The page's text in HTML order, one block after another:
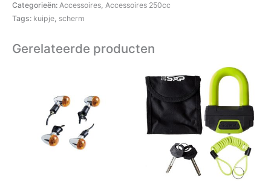
Categorieën: Accessoires, Accessoires 250cc
Tags: kuipje, scherm
Gerelateerde producten